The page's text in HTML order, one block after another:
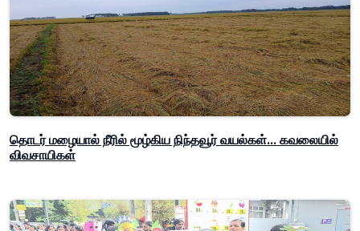
தொடர் மழையால் நீரில் மூழ்கிய நிந்தவூர் வயல்கள்... கவலையில்
விவசாயிகள்